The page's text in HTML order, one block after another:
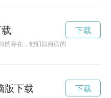
的存在，他们以自己的方式发光发热
下载
版下载 下载